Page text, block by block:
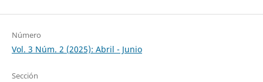
Número
Vol. 3 Núm. 2 (2025): Abril - Junio
Sección